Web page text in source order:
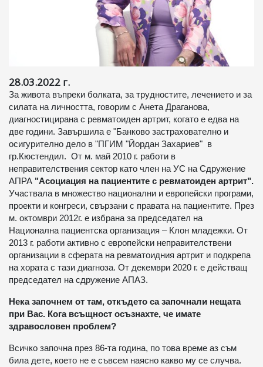
28.03.2022 г.
За живота въпреки болката, за трудностите, лечението и за
силата на личността, говорим с Анета Драганова,
диагностицирана с ревматоиден артрит, когато е едва на
две години. Завършила е "Банково застрахователно и
осигурително дело в "ПГИМ "Йордан Захариев" в
гр.Кюстендил. От м. май 2010 г. работи в
неправителствения сектор като член на УС на Сдружение
АПРА "Асоциация на пациентите с ревматоиден артрит".
Участвала в множество национални и европейски програми,
проекти и конгреси, свързани с правата на пациентите. През
м. октомври 2012г. е избрана за председател на
Национална пациентска организация – Клон младежки. От
2013 г. работи активно с европейски неправителствени
организации в сферата на ревматоидния артрит и подкрепа
на хората с тази диагноза. От декември 2020 г. е действащ
председател на сдружение АПАЗ.
Нека започнем от там, откъдето са започнали нещата
при Вас. Кога всъщност осъзнахте, че имате
здравословен проблем?
Всичко започна през 86-та година, по това време аз съм
била дете, което не е съвсем наясно какво му се случва.